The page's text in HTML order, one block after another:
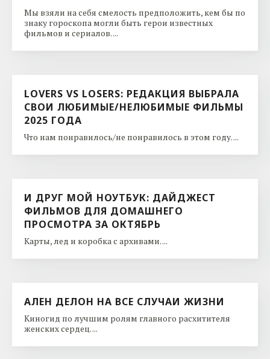
Мы взяли на себя смелость предположить, кем бы по
знаку гороскопа могли быть герои известных
фильмов и сериалов. ...
LOVERS VS LOSERS: РЕДАКЦИЯ ВЫБРАЛА
СВОИ ЛЮБИМЫЕ/НЕЛЮБИМЫЕ ФИЛЬМЫ
2025 ГОДА
Что нам понравилось/не понравилось в этом году. ...
И ДРУГ МОЙ НОУТБУК: ДАЙДЖЕСТ
ФИЛЬМОВ ДЛЯ ДОМАШНЕГО
ПРОСМОТРА ЗА ОКТЯБРЬ
Карты, лед и коробка с архивами. ...
АЛЕН ДЕЛОН НА ВСЕ СЛУЧАИ ЖИЗНИ
Киногид по лучшим ролям главного расхитителя
женских сердец. ...